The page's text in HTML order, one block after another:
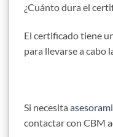
¿Cuánto dura el
El certificado tiene
para llevarse a cabo
Si necesita
contactar con CBM